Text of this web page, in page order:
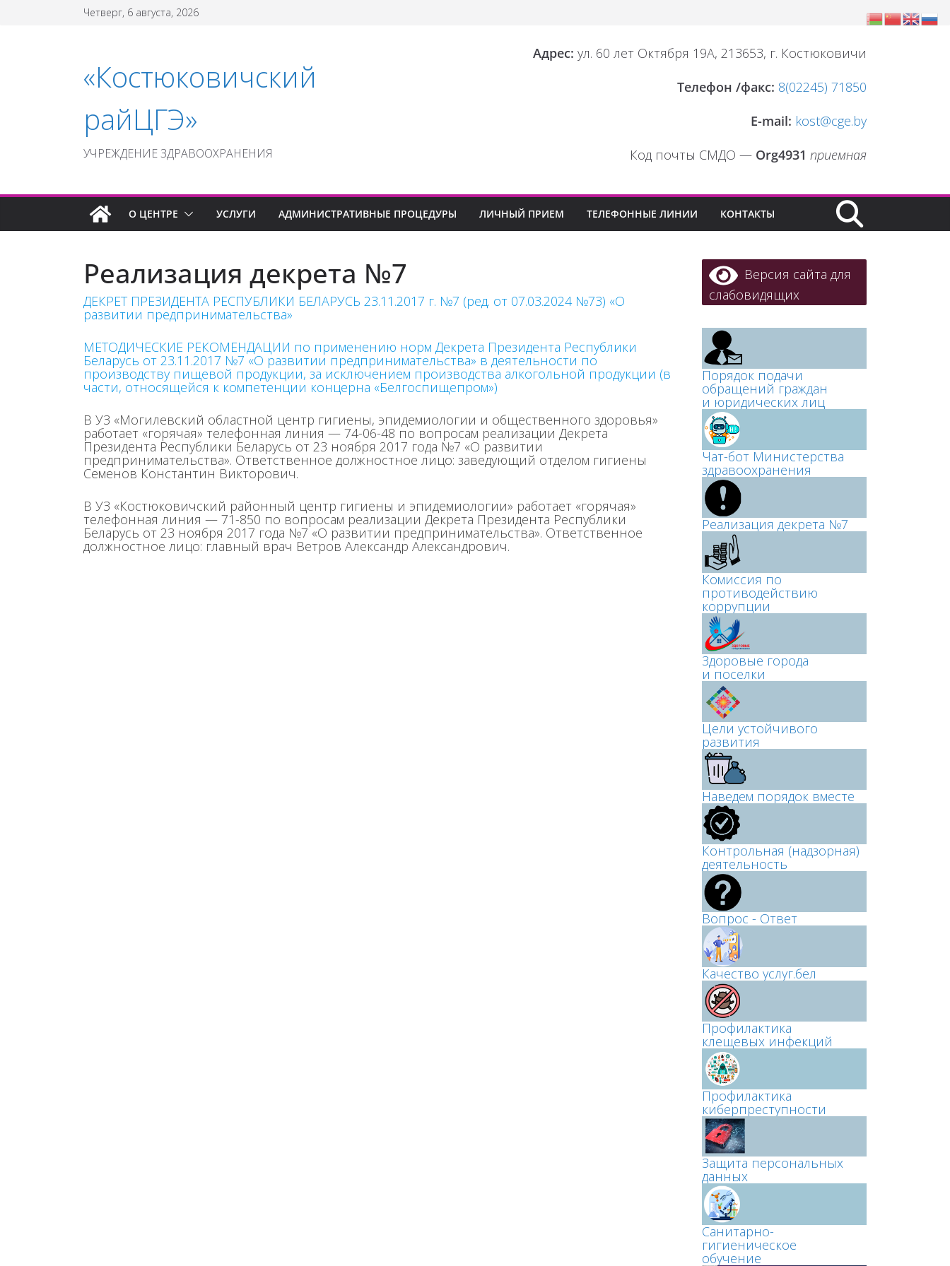
Четверг, 6 августа, 2026
«Костюковичский
райЦГЭ»
УЧРЕЖДЕНИЕ ЗДРАВООХРАНЕНИЯ
Адрес: ул. 60 лет Октября 19А, 213653, г. Костюковичи
Телефон /факс: 8(02245) 71850
E-mail: kost@cge.by
Код почты СМДО — Org4931 приемная
О ЦЕНТРЕ УСЛУГИ АДМИНИСТРАТИВНЫЕ ПРОЦЕДУРЫ ЛИЧНЫЙ ПРИЕМ ТЕЛЕФОННЫЕ ЛИНИИ КОНТАКТЫ
Реализация декрета №7
ДЕКРЕТ ПРЕЗИДЕНТА РЕСПУБЛИКИ БЕЛАРУСЬ 23.11.2017 г. №7 (ред. от 07.03.2024 №73) «О
развитии предпринимательства»​
МЕТОДИЧЕСКИЕ РЕКОМЕНДАЦИИ по применению норм Декрета Президента Республики
Беларусь от 23.11.2017 №7 «О развитии предпринимательства» в деятельности по
производству пищевой продукции, за исключением производства алкогольной продукции (в
части, относящейся к компетенции концерна «Белгоспищепром»)
В УЗ «Могилевский областной центр гигиены, эпидемиологии и общественного здоровья»
работает «горячая» телефонная линия — 74-06-48 по вопросам реализации Декрета
Президента Республики Беларусь от 23 ноября 2017 года №7 «О развитии
предпринимательства». Ответственное должностное лицо: заведующий отделом гигиены
Cеменов Константин Викторович.
В УЗ «Костюковичский районный центр гигиены и эпидемиологии» работает «горячая»
телефонная линия — 71-850 по вопросам реализации Декрета Президента Республики
Беларусь от 23 ноября 2017 года №7 «О развитии предпринимательства». Ответственное
должностное лицо: главный врач Ветров Александр Александрович.
Версия сайта для
слабовидящих
Порядок подачи
обращений граждан
и юридических лиц
Чат-бот Министерства
здравоохранения
Реализация декрета №7
Комиссия по
противодействию
коррупции
Здоровые города
и поселки
Цели устойчивого
развития
Наведем порядок вместе
Контрольная (надзорная)
деятельность
Вопрос - Ответ
Качество услуг.бел
Профилактика
клещевых инфекций
Профилактика
киберпреступности
Защита персональных
данных
Санитарно-
гигиеническое
обучение